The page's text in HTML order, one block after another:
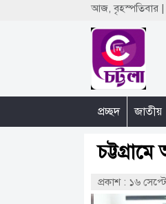
আজ, বৃহস্পতিবার
প্রচ্ছদ জাতীয়
প্রকাশ : ১৬